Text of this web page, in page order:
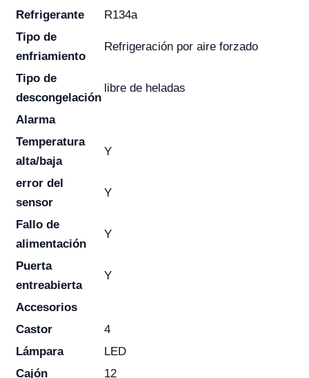
Refrigerante
R134a
Tipo de
enfriamiento
Refrigeración por aire forzado
Tipo de
descongelación
libre de heladas
Alarma
Temperatura
alta/baja
Y
error del
sensor
Y
Fallo de
alimentación
Y
Puerta
entreabierta
Y
Accesorios
Castor
4
Lámpara
LED
Cajón
12